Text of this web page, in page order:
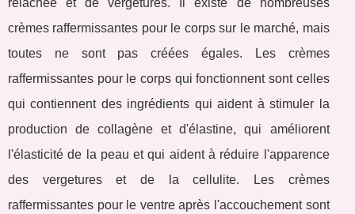
crèmes raffermissantes pour le corps sur le marché, mais
toutes ne sont pas créées égales. Les crèmes
raffermissantes pour le corps qui fonctionnent sont celles
qui contiennent des ingrédients qui aident à stimuler la
production de collagène et d'élastine, qui améliorent
l'élasticité de la peau et qui aident à réduire l'apparence
des vergetures et de la cellulite. Les crèmes
raffermissantes pour le ventre après l'accouchement sont